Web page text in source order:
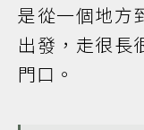
是從一個地方
出發，走很長
門口。